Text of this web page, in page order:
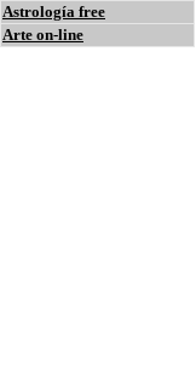
Astrología free
Arte on-line